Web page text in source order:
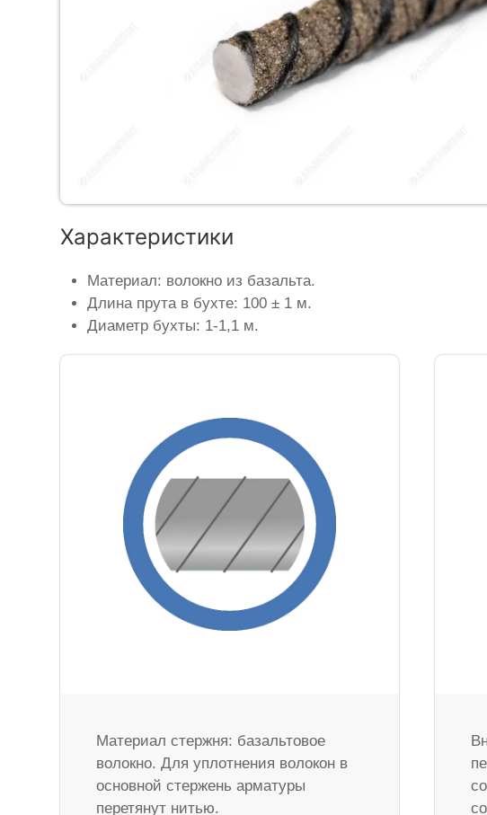
Характеристики
Материал: волокно из базальта.
Длина прута в бухте: 100 ± 1 м.
Диаметр бухты: 1-1,1 м.
Материал стержня: базальтовое
волокно. Для уплотнения волокон в
основной стержень арматуры
перетянут нитью.